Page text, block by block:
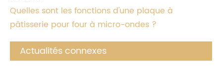
Quelles sont les fonctions d'une plaque à
pâtisserie pour four à micro-ondes ?
Actualités connexes